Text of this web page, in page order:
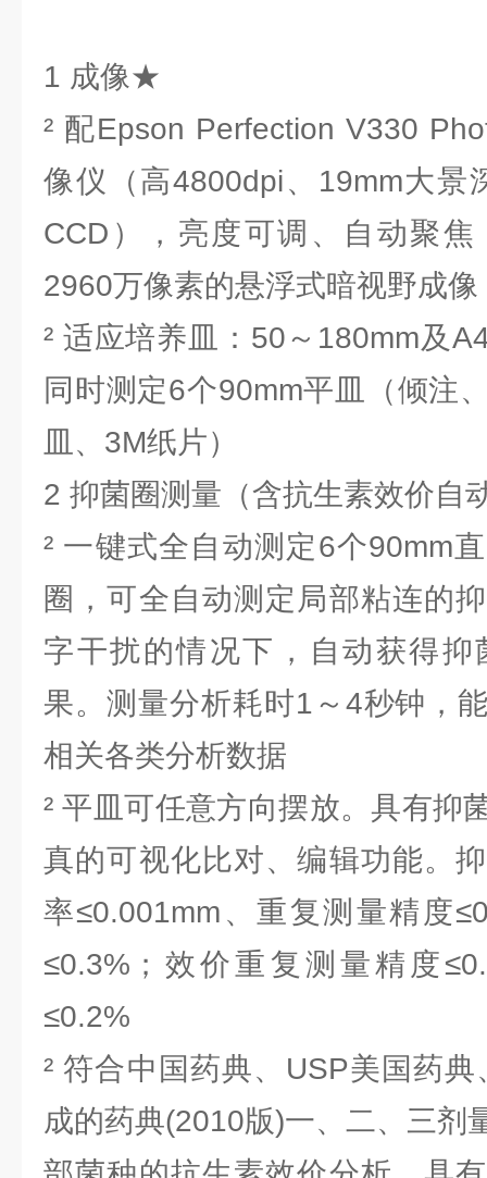
1 成像★
² 配Epson Perfection V330
像仪（高4800dpi、19mm大景
CCD），亮度可调、自动聚
2960万像素的悬浮式暗视野成
² 适应培养皿：50～180mm及
同时测定6个90mm平皿（倾注
皿、3M纸片）
2 抑菌圈测量（含抗生素效价自
² 一键式全自动测定6个90mm
圈，可全自动测定局部粘连的
字干扰的情况下，自动获得
果。测量分析耗时1～4秒钟，
相关各类分析数据
² 平皿可任意方向摆放。具有抑
真的可视化比对、编辑功能。
率≤0.001mm、重复测量精度
≤0.3%；效价重复测量精度
≤0.2%
² 符合中国药典、USP美国药
成的药典(2010版)一、二、三剂